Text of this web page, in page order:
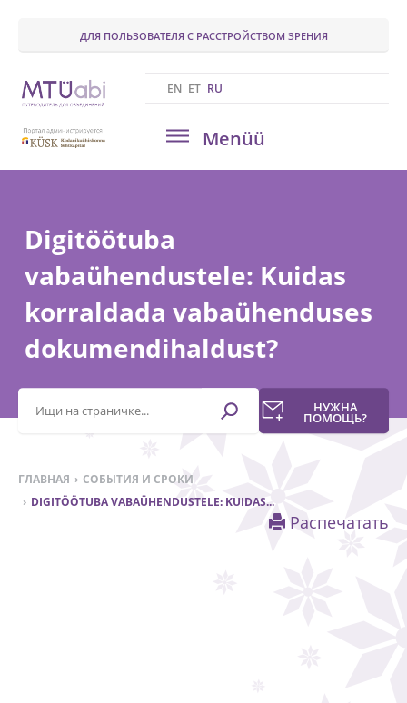
ДЛЯ ПОЛЬЗОВАТЕЛЯ С РАССТРОЙСТВОМ ЗРЕНИЯ
EN ET RU
Menüü
Digitöötuba
vabaühendustele: Kuidas
korraldada vabaühenduses
dokumendihaldust?
Otsisõna
НУЖНА
ПОМОЩЬ?
ГЛАВНАЯ
СОБЫТИЯ И СРОКИ
DIGITÖÖTUBA VABAÜHENDUSTELE: KUIDAS...
Распечатать